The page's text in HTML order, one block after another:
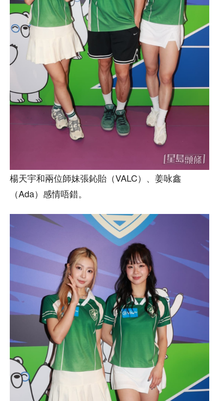
楊天宇和兩位師妹張鈊貽（VALC）、姜咏鑫
（Ada）感情唔錯。